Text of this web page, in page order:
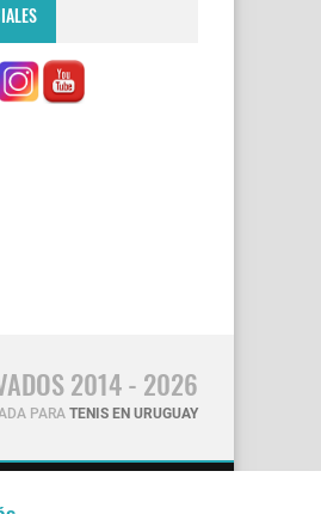
2014 - 2026
PARA TENIS EN URUGUAY